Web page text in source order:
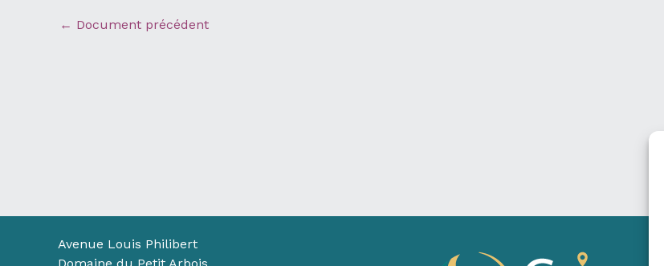
← Document précédent
Avenue Louis Philibert